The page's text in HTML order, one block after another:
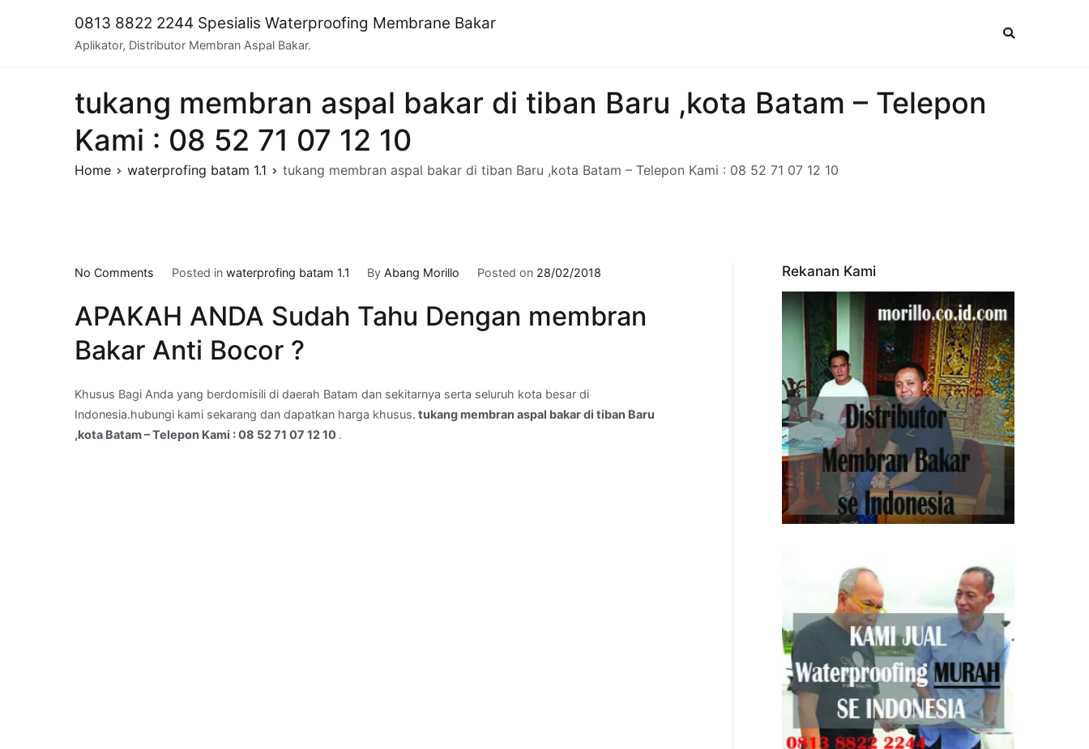
0813 8822 2244 Spesialis Waterproofing Membrane Bakar
Aplikator, Distributor Membran Aspal Bakar.
tukang membran aspal bakar di tiban Baru ,kota Batam – Telepon
Kami : 08 52 71 07 12 10
Home waterprofing batam 1.1 tukang membran aspal bakar di tiban Baru ,kota Batam – Telepon Kami : 08 52 71 07 12 10
No Comments
membran
bakar
tiban
Baru
,kota
Posted in waterprofing batam 1.1 ByAbang Morillo Posted on 28/02/2018
APAKAH ANDA Sudah Tahu Dengan membran
Bakar Anti Bocor ?
Khusus Bagi Anda yang berdomisili di daerah Batam dan sekitarnya serta seluruh kota besar di
Indonesia.hubungi kami sekarang dan dapatkan harga khusus. tukang membran aspal bakar di tiban Baru
,kota Batam – Telepon Kami : 08 52 71 07 12 10 .
Rekanan Kami